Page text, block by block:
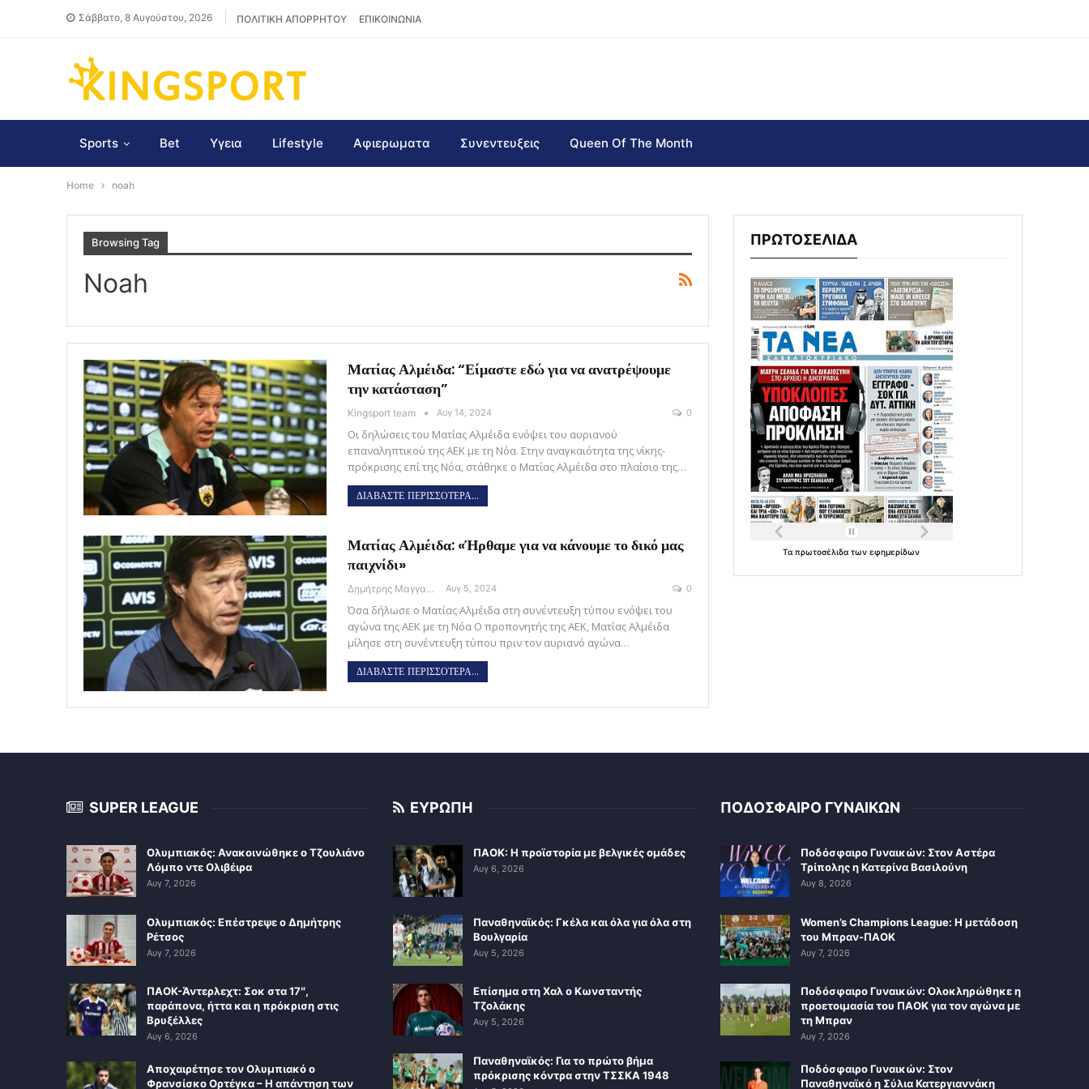
Σάββατο, 8 Αυγούστου, 2026 ΠΟΛΙΤΙΚΗ ΑΠΟΡΡΗΤΟΥ ΕΠΙΚΟΙΝΩΝΙΑ
Sports Bet Υγεια Lifestyle Αφιερωματα Συνεντευξεις Queen Of The Month
Home noah
Browsing Tag
Noah
Ματίας Αλμέιδα: “Είμαστε εδώ για να ανατρέψουμε
την κατάσταση”
Kingsport team Αυγ 14, 2024 0
Οι δηλώσεις του Ματίας Αλμέιδα ενόψει του αυριανού
επαναληπτικού της ΑΕΚ με τη Νόα. Στην αναγκαιότητα της νίκης-
πρόκρισης επί της Νόα, στάθηκε ο Ματίας Αλμέιδα στο πλαίσιο της…
ΔΙΑΒΑΣΤΕ ΠΕΡΙΣΣΟΤΕΡΑ...
Ματίας Αλμέιδα: «Ήρθαμε για να κάνουμε το δικό μας
παιχνίδι»
Δημήτρης Μαγγανάρης Αυγ 5, 2024 0
Όσα δήλωσε ο Ματίας Αλμέιδα στη συνέντευξη τύπου ενόψει του
αγώνα της ΑΕΚ με τη Νόα Ο προπονητής της ΑΕΚ, Ματίας Αλμέιδα
μίλησε στη συνέντευξη τύπου πριν τον αυριανό αγώνα…
ΔΙΑΒΑΣΤΕ ΠΕΡΙΣΣΟΤΕΡΑ...
ΠΡΩΤΟΣΕΛΙΔΑ
Ταπρωτοσέλιδατωνεφημερίδων
SUPER LEAGUE
Ολυμπιακός: Ανακοινώθηκε ο Τζουλιάνο
Λόμπο ντε Ολιβέιρα
Αυγ 7, 2026
Ολυμπιακός: Επέστρεψε ο Δημήτρης
Ρέτσος
Αυγ 7, 2026
ΠΑΟΚ-Άντερλεχτ: Σοκ στα 17″,
παράπονα, ήττα και η πρόκριση στις
Βρυξέλλες
Αυγ 6, 2026
Αποχαιρέτησε τον Ολυμπιακό ο
Φρανσίσκο Ορτέγκα – Η απάντηση των
ΕΥΡΩΠΗ
ΠΑΟΚ: Η προϊστορία με βελγικές ομάδες
Αυγ 6, 2026
Παναθηναϊκός: Γκέλα και όλα για όλα στη
Βουλγαρία
Αυγ 5, 2026
Επίσημα στη Χαλ ο Κωνσταντής
Τζολάκης
Αυγ 5, 2026
Παναθηναϊκός: Για το πρώτο βήμα
πρόκρισης κόντρα στην ΤΣΣΚΑ 1948
ΠΟΔΟΣΦΑΙΡΟ ΓΥΝΑΙΚΩΝ
Ποδόσφαιρο Γυναικών: Στον Αστέρα
Τρίπολης η Κατερίνα Βασιλούνη
Αυγ 8, 2026
Women’s Champions League: Η μετάδοση
του Μπραν-ΠΑΟΚ
Αυγ 7, 2026
Ποδόσφαιρο Γυναικών: Ολοκληρώθηκε η
προετοιμασία του ΠΑΟΚ για τον αγώνα με
τη Μπραν
Αυγ 7, 2026
Ποδόσφαιρο Γυναικών: Στον
Παναθηναϊκό η Σύλια Κατεργιαννάκη